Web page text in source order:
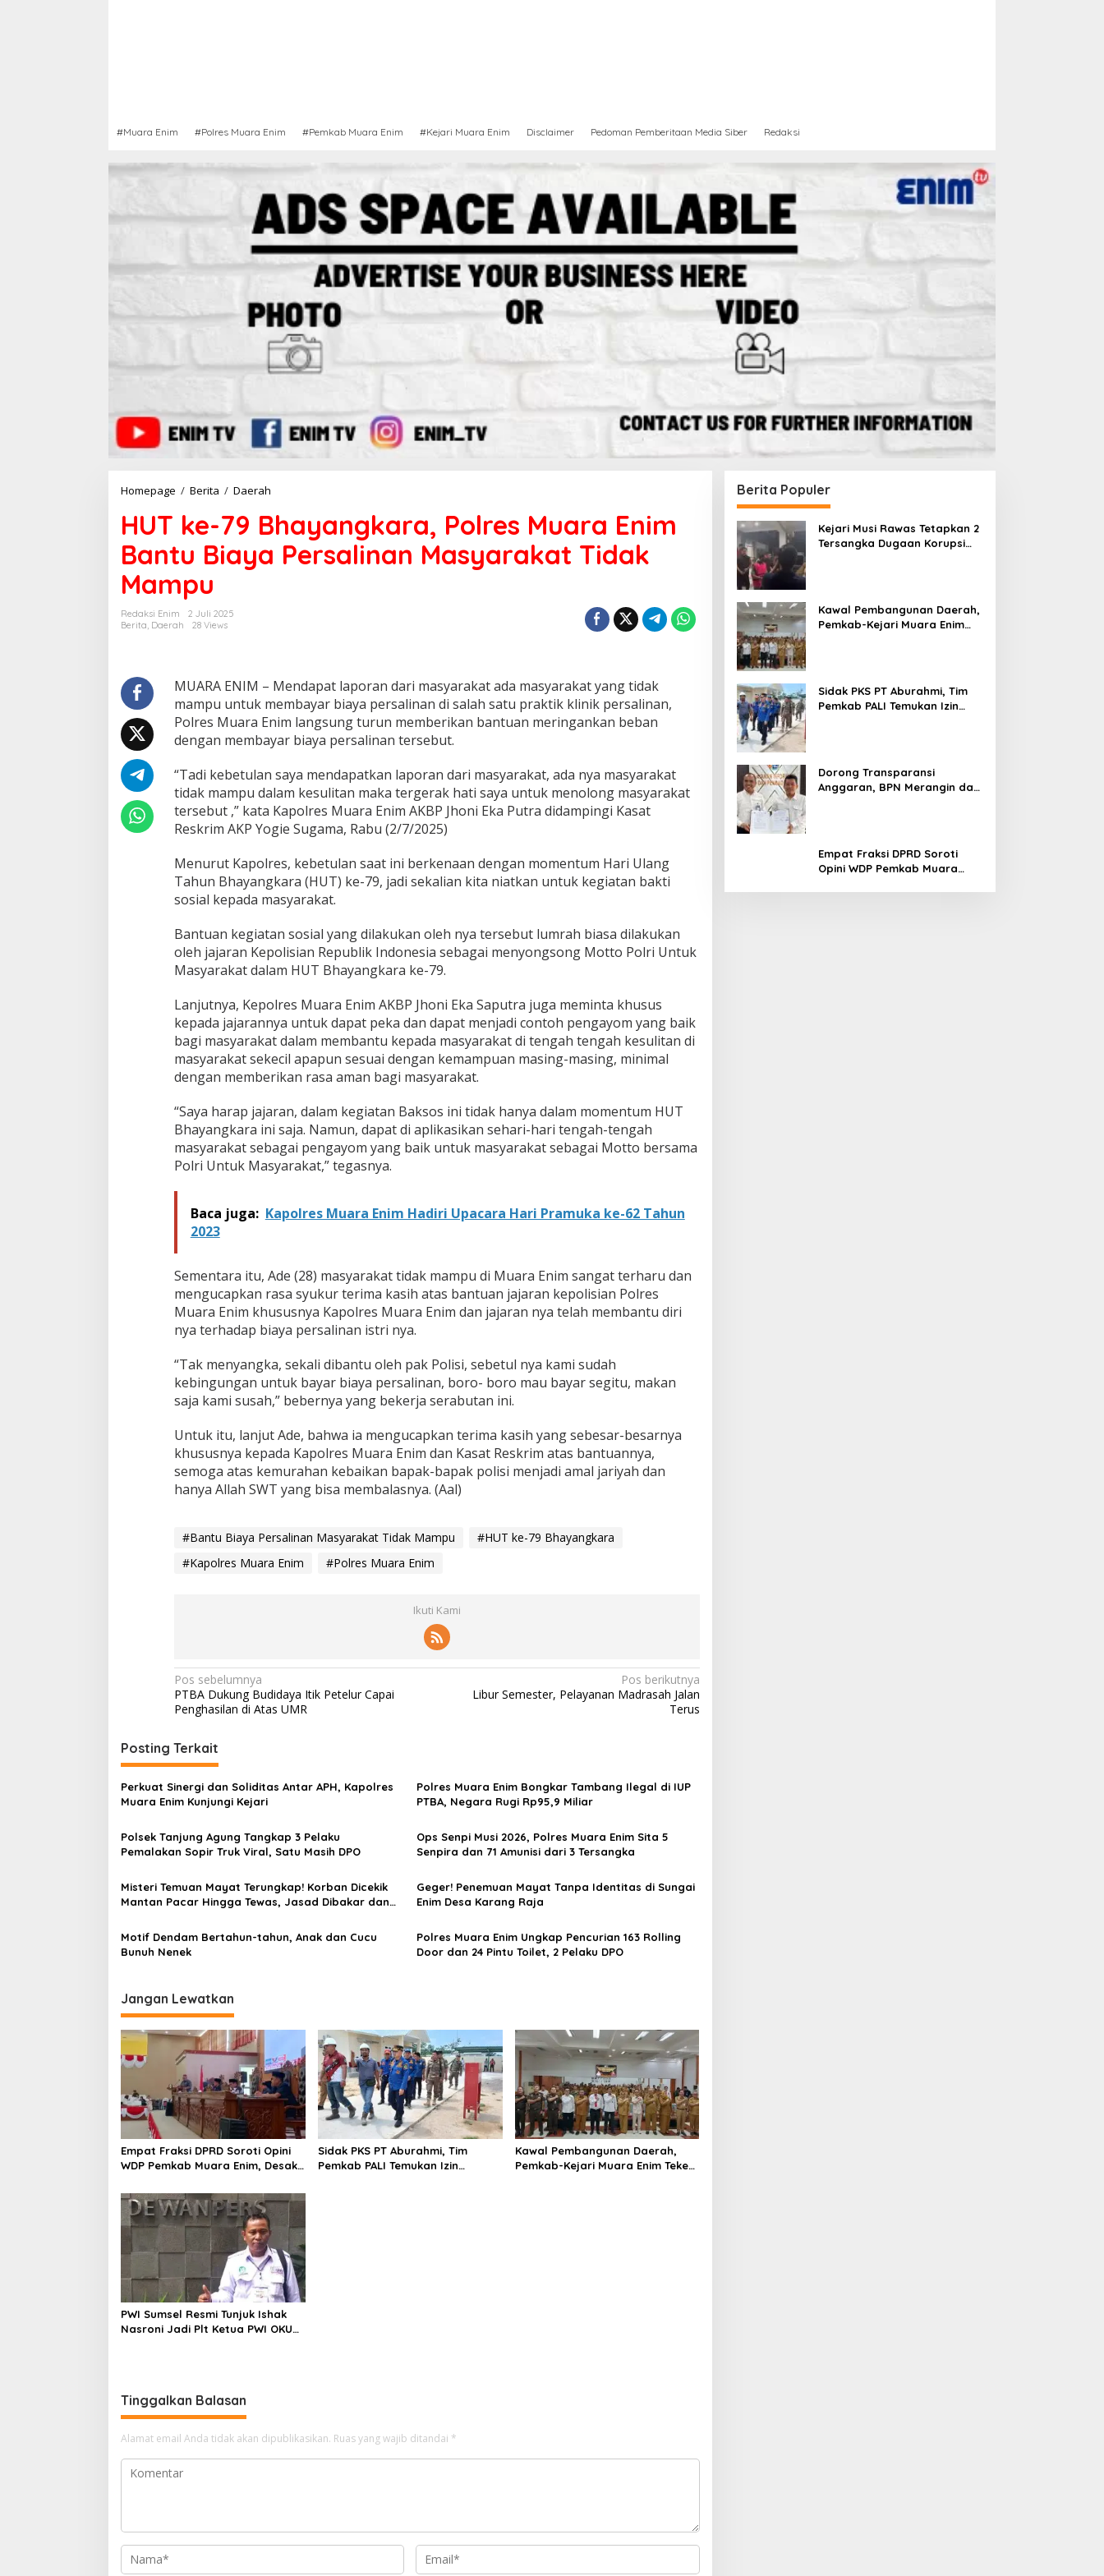
#Muara Enim #Polres Muara Enim #Pemkab Muara Enim #Kejari Muara Enim Disclaimer Pedoman Pemberitaan Media Siber Redaksi
Homepage / Berita / Daerah
T
k
e
-
n
k
a
r
P
o
r
s
M
u
a
a
E
i
B
a
n
u
B
a
y
P
e
a
a
n
M
a
s
a
r
a
k
t
T
i
d
a
a
p
HUT ke-79 Bhayangkara, Polres Muara Enim
Bantu Biaya Persalinan Masyarakat Tidak
Mampu
Redaksi Enim
2 Juli 2025
Berita Daerah 28 Views
MUARA ENIM – Mendapat laporan dari masyarakat ada masyarakat yang tidak
mampu untuk membayar biaya persalinan di salah satu praktik klinik persalinan,
Polres Muara Enim langsung turun memberikan bantuan meringankan beban
dengan membayar biaya persalinan tersebut.
“Tadi kebetulan saya mendapatkan laporan dari masyarakat, ada nya masyarakat
tidak mampu dalam kesulitan maka tergerak hati saya untuk menolong masyarakat
tersebut ,” kata Kapolres Muara Enim AKBP Jhoni Eka Putra didampingi Kasat
Reskrim AKP Yogie Sugama, Rabu (2/7/2025)
Menurut Kapolres, kebetulan saat ini berkenaan dengan momentum Hari Ulang
Tahun Bhayangkara (HUT) ke-79, jadi sekalian kita niatkan untuk kegiatan bakti
sosial kepada masyarakat.
Bantuan kegiatan sosial yang dilakukan oleh nya tersebut lumrah biasa dilakukan
oleh jajaran Kepolisian Republik Indonesia sebagai menyongsong Motto Polri Untuk
Masyarakat dalam HUT Bhayangkara ke-79.
Lanjutnya, Kepolres Muara Enim AKBP Jhoni Eka Saputra juga meminta khusus
kepada jajarannya untuk dapat peka dan dapat menjadi contoh pengayom yang baik
bagi masyarakat dalam membantu kepada masyarakat di tengah tengah kesulitan di
masyarakat sekecil apapun sesuai dengan kemampuan masing-masing, minimal
dengan memberikan rasa aman bagi masyarakat.
“Saya harap jajaran, dalam kegiatan Baksos ini tidak hanya dalam momentum HUT
Bhayangkara ini saja. Namun, dapat di aplikasikan sehari-hari tengah-tengah
masyarakat sebagai pengayom yang baik untuk masyarakat sebagai Motto bersama
Polri Untuk Masyarakat,” tegasnya.
Baca juga: Kapolres Muara Enim Hadiri Upacara Hari Pramuka ke-62 Tahun
2023
Sementara itu, Ade (28) masyarakat tidak mampu di Muara Enim sangat terharu dan
mengucapkan rasa syukur terima kasih atas bantuan jajaran kepolisian Polres
Muara Enim khususnya Kapolres Muara Enim dan jajaran nya telah membantu diri
nya terhadap biaya persalinan istri nya.
“Tak menyangka, sekali dibantu oleh pak Polisi, sebetul nya kami sudah
kebingungan untuk bayar biaya persalinan, boro- boro mau bayar segitu, makan
saja kami susah,” bebernya yang bekerja serabutan ini.
Untuk itu, lanjut Ade, bahwa ia mengucapkan terima kasih yang sebesar-besarnya
khususnya kepada Kapolres Muara Enim dan Kasat Reskrim atas bantuannya,
semoga atas kemurahan kebaikan bapak-bapak polisi menjadi amal jariyah dan
hanya Allah SWT yang bisa membalasnya. (Aal)
#Bantu Biaya Persalinan Masyarakat Tidak Mampu
#HUT ke-79 Bhayangkara
#Kapolres Muara Enim
#Polres Muara Enim
Ikuti Kami
N
a
i
g
a
i
o
s
Pos sebelumnya
PTBA Dukung Budidaya Itik Petelur Capai
Penghasilan di Atas UMR
Pos berikutnya
Libur Semester, Pelayanan Madrasah Jalan
Terus
Posting Terkait
Perkuat Sinergi dan Soliditas Antar APH, Kapolres
Muara Enim Kunjungi Kejari
Polres Muara Enim Bongkar Tambang Ilegal di IUP
PTBA, Negara Rugi Rp95,9 Miliar
Polsek Tanjung Agung Tangkap 3 Pelaku
Pemalakan Sopir Truk Viral, Satu Masih DPO
Ops Senpi Musi 2026, Polres Muara Enim Sita 5
Senpira dan 71 Amunisi dari 3 Tersangka
Misteri Temuan Mayat Terungkap! Korban Dicekik
Mantan Pacar Hingga Tewas, Jasad Dibakar dan
Geger! Penemuan Mayat Tanpa Identitas di Sungai
Enim Desa Karang Raja
Motif Dendam Bertahun-tahun, Anak dan Cucu
Bunuh Nenek
Polres Muara Enim Ungkap Pencurian 163 Rolling
Door dan 24 Pintu Toilet, 2 Pelaku DPO
Jangan Lewatkan
Empat Fraksi DPRD Soroti Opini
WDP Pemkab Muara Enim, Desak
Sidak PKS PT Aburahmi, Tim
Pemkab PALI Temukan Izin
Kawal Pembangunan Daerah,
Pemkab-Kejari Muara Enim Teken
PWI Sumsel Resmi Tunjuk Ishak
Nasroni Jadi Plt Ketua PWI OKU
Tinggalkan Balasan
Alamat email Anda tidak akan dipublikasikan. Ruas yang wajib ditandai *
Berita Populer
Kejari Musi Rawas Tetapkan 2
Tersangka Dugaan Korupsi
Kawal Pembangunan Daerah,
Pemkab-Kejari Muara Enim
Sidak PKS PT Aburahmi, Tim
Pemkab PALI Temukan Izin
Dorong Transparansi
Anggaran, BPN Merangin dan
Empat Fraksi DPRD Soroti
Opini WDP Pemkab Muara